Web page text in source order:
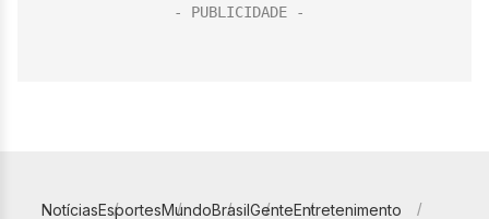
NotíciasEsportesMundoBrasilGenteEntretenimento